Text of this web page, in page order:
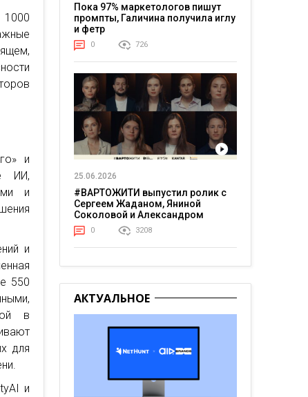
1000
и
ИИ,
и
и
550
в
для
и
Пока 97% маркетологов пишут
промпты, Галичина получила иглу
и фетр
0 726
25.06.2026
#ВАРТОЖИТИ выпустил ролик с
Сергеем Жаданом, Яниной
Соколовой и Александром
Тереном о жизни в постоянном
напряжении
0 3208
АКТУАЛЬНОЕ